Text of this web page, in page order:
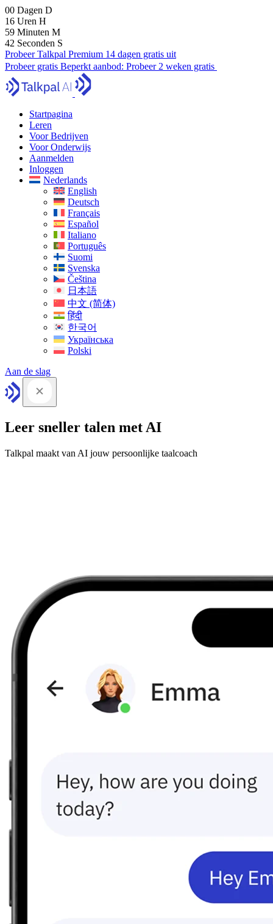
00 Dagen D
16 Uren H
59 Minuten M
41 Seconden S
Probeer Talkpal Premium 14 dagen gratis uit
Probeer gratis Beperkt aanbod: Probeer 2 weken gratis
Startpagina
Leren
Voor Bedrijven
Voor Onderwijs
Aanmelden
Inloggen
Nederlands
English
Deutsch
Français
Español
Italiano
Português
Suomi
Svenska
Čeština
日本語
中文 (简体)
हिंदी
한국어
Українська
Polski
Aan de slag
Leer sneller talen met AI
Talkpal maakt van AI jouw persoonlijke taalcoach